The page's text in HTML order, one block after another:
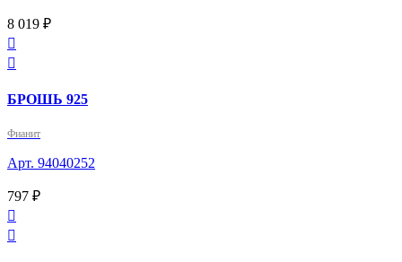
8 019 ₽


БРОШЬ 925
Фианит
Арт. 94040252
797 ₽

